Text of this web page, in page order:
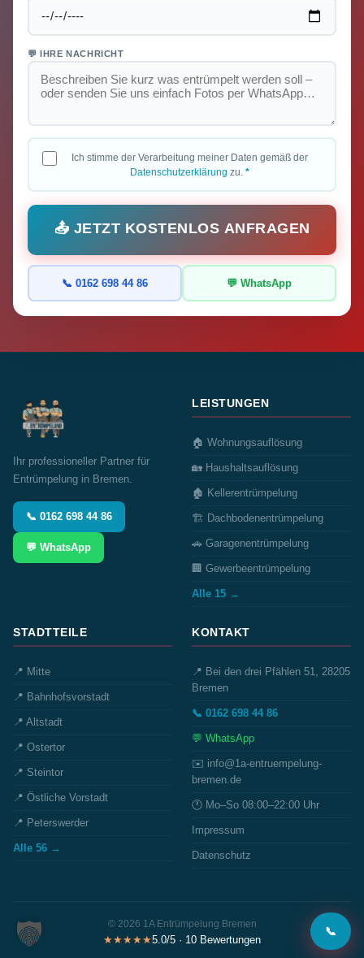
💬 IHRE NACHRICHT
Ich stimme der Verarbeitung meiner Daten gemäß der
Datenschutzerklärung zu. *
📤 JETZT KOSTENLOS ANFRAGEN
📞 0162 698 44 86 💬 WhatsApp
Ihr professioneller Partner für
Entrümpelung in Bremen.
📞 0162 698 44 86
💬 WhatsApp
LEISTUNGEN
🏠 Wohnungsauflösung
🏡 Haushaltsauflösung
🏚️ Kellerentrümpelung
🏗️ Dachbodenentrümpelung
🚗 Garagenentrümpelung
🏢 Gewerbeentrümpelung
Alle 15 →
STADTTEILE
📍 Mitte
📍 Bahnhofsvorstadt
📍 Altstadt
📍 Ostertor
📍 Steintor
📍 Östliche Vorstadt
📍 Peterswerder
Alle 56 →
KONTAKT
📍 Bei den drei Pfählen 51, 28205
Bremen
📞 0162 698 44 86
💬 WhatsApp
✉️ info@1a-entruempelung-
bremen.de
🕐 Mo–So 08:00–22:00 Uhr
Impressum
Datenschutz
© 2026 1A Entrümpelung Bremen
★★★★★5.0/5 · 10 Bewertungen
📞